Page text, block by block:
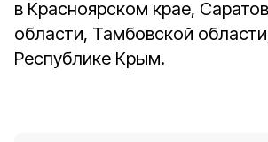
в Красноярском крае,
области, Тамбовской
Республике Крым.